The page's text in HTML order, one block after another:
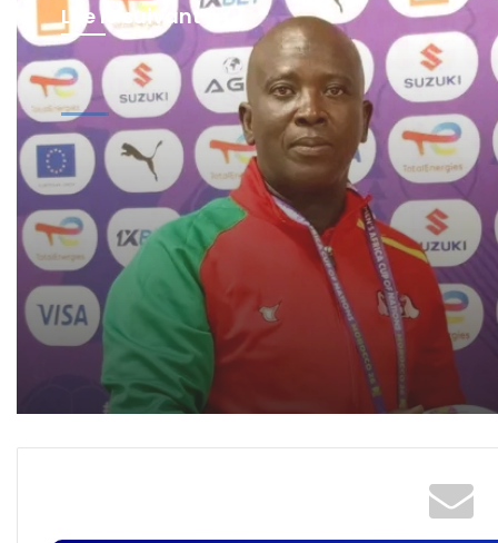
Lire le suivant
Sport
il y a 4 jours
Can féminine : les Étalons
Dames prêtes à défier
l’Afrique du Sud avec
ambition